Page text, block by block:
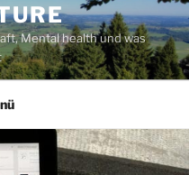
Mental health und was